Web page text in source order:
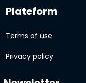
Plateform
Terms of use
Privacy policy